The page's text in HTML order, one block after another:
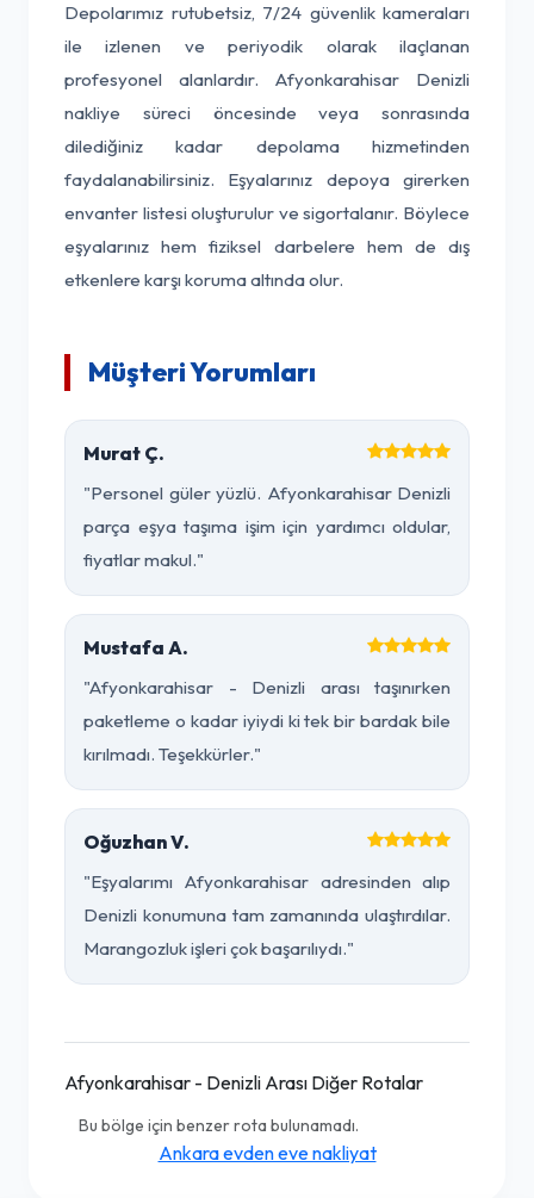
Depolarımız rutubetsiz, 7/24 güvenlik kameraları
ile izlenen ve periyodik olarak ilaçlanan
profesyonel alanlardır. Afyonkarahisar Denizli
nakliye süreci öncesinde veya sonrasında
dilediğiniz kadar depolama hizmetinden
faydalanabilirsiniz. Eşyalarınız depoya girerken
envanter listesi oluşturulur ve sigortalanır. Böylece
eşyalarınız hem fiziksel darbelere hem de dış
etkenlere karşı koruma altında olur.
Müşteri Yorumları
Murat Ç.
"Personel güler yüzlü. Afyonkarahisar Denizli
parça eşya taşıma işim için yardımcı oldular,
fiyatlar makul."
Mustafa A.
"Afyonkarahisar - Denizli arası taşınırken
paketleme o kadar iyiydi ki tek bir bardak bile
kırılmadı. Teşekkürler."
Oğuzhan V.
"Eşyalarımı Afyonkarahisar adresinden alıp
Denizli konumuna tam zamanında ulaştırdılar.
Marangozluk işleri çok başarılıydı."
Afyonkarahisar - Denizli Arası Diğer Rotalar
Bu bölge için benzer rota bulunamadı.
Ankara evden eve nakliyat